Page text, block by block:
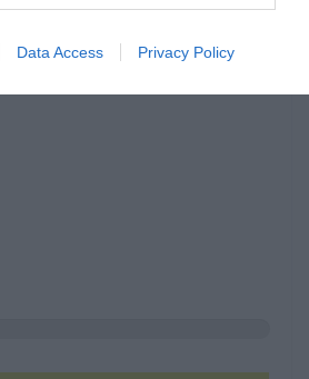
Data Access Privacy Policy